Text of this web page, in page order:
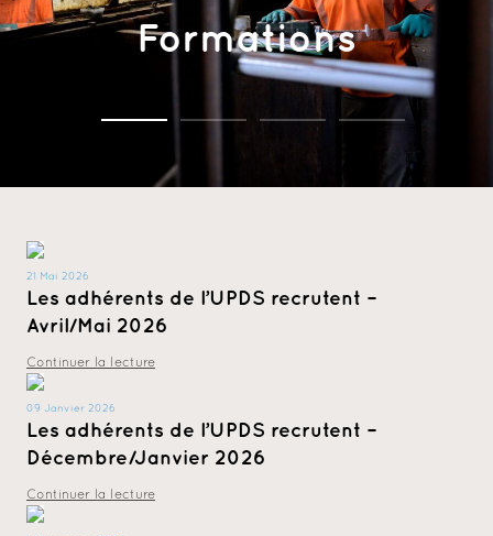
Formations
21 Mai 2026
Les adhérents de l’UPDS recrutent –
Avril/Mai 2026
Continuer la lecture
09 Janvier 2026
Les adhérents de l’UPDS recrutent –
Décembre/Janvier 2026
Continuer la lecture